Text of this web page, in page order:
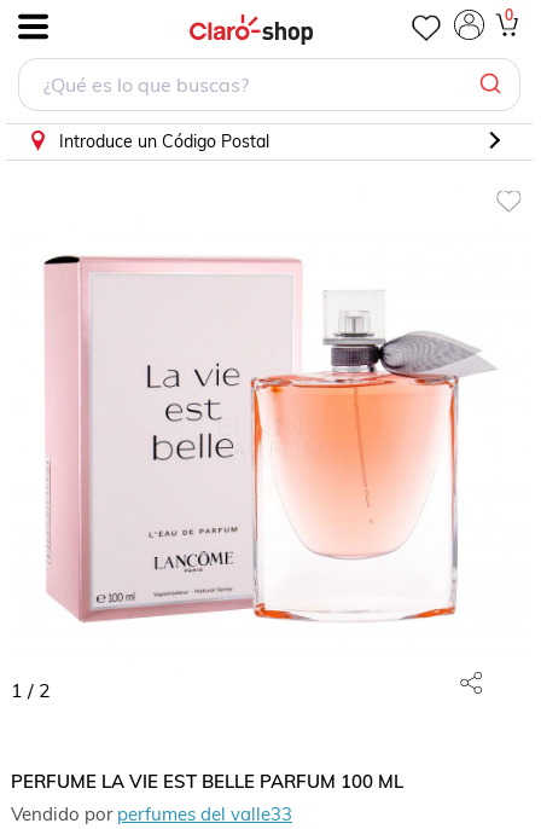
0
Introduce un Código Postal
1 / 2
PERFUME LA VIE EST BELLE PARFUM 100 ML
Vendido por perfumes del valle33